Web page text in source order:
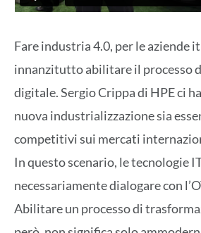
Fare industria 4.0, per le aziende
innanzitutto abilitare il processo
digitale. Sergio Crippa di HPE ci
nuova industrializzazione sia
competitivi sui mercati
In questo scenario, le tecnologie
necessariamente dialogare con
Abilitare un processo di